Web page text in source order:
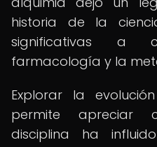
historia de la
significativas a
farmacología y la
Explorar la
permite apreciar
disciplina ha